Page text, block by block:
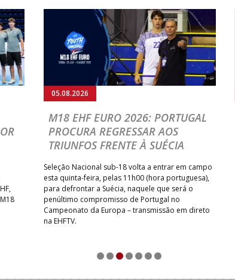
05.08.2026
M18 EHF EURO 2026: PORTUGAL
PROCURA REGRESSAR AOS
TRIUNFOS FRENTE À SUÉCIA
Seleção Nacional sub-18 volta a entrar em campo
esta quinta-feira, pelas 11h00 (hora portuguesa),
para defrontar a Suécia, naquele que será o
penúltimo compromisso de Portugal no
Campeonato da Europa – transmissão em direto
na EHFTV.
1 2 3 4 5 6 7